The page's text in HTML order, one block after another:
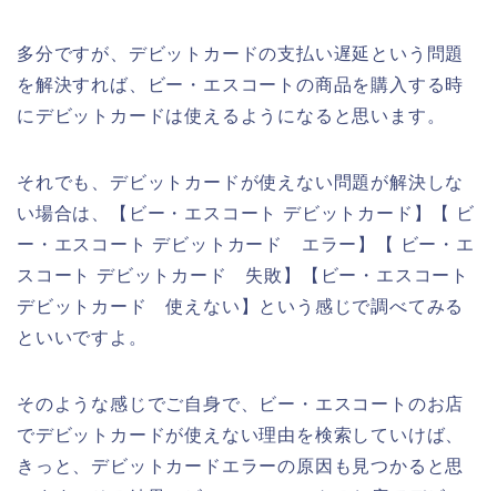
多分ですが、デビットカードの支払い遅延という問題
を解決すれば、ビー・エスコートの商品を購入する時
にデビットカードは使えるようになると思います。
それでも、デビットカードが使えない問題が解決しな
い場合は、【ビー・エスコート デビットカード】【 ビ
ー・エスコート デビットカード エラー】【 ビー・エ
スコート デビットカード 失敗】【ビー・エスコート
デビットカード 使えない】という感じで調べてみる
といいですよ。
そのような感じでご自身で、ビー・エスコートのお店
でデビットカードが使えない理由を検索していけば、
きっと、デビットカードエラーの原因も見つかると思